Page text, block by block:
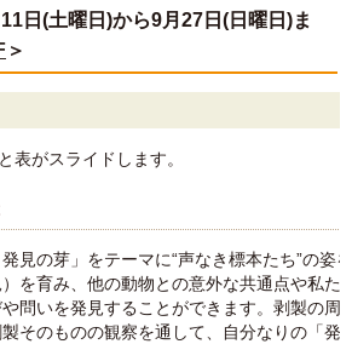
日(土曜日)から9月27日(日曜日)ま
＞
表がスライドします。
発見の芽」をテーマに“声なき標本たち”の
を育み、他の動物との意外な共通点や私た
や問いを発見することができます。剥製の周
そのものの観察を通して、自分なりの「発